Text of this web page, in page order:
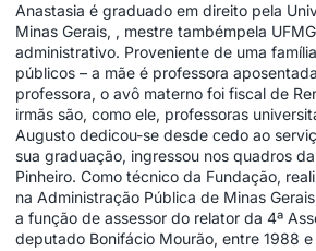
Anastasia é graduado em direito pela
Minas Gerais, , mestre tambémpela
administrativo. Proveniente de uma
públicos – a mãe é professora
professora, o avô materno foi fiscal de
irmãs são, como ele, professoras
Augusto dedicou-se desde cedo ao
sua graduação, ingressou nos quadros
Pinheiro. Como técnico da Fundação,
na Administração Pública de Minas
a função de assessor do relator da 4ª
deputado Bonifácio Mourão, entre 1988 e